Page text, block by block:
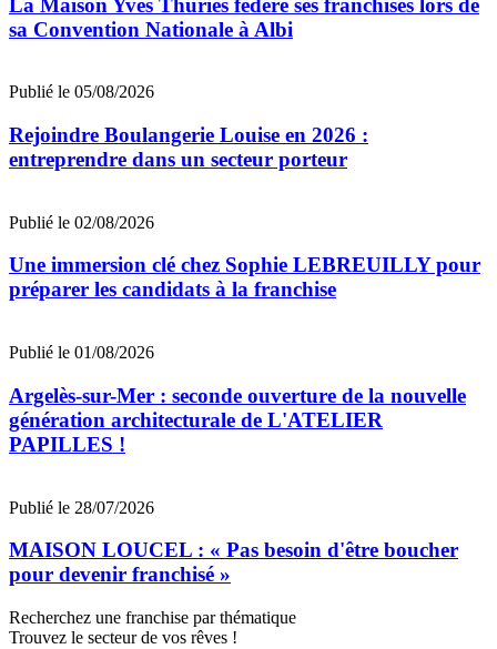
sa Convention Nationale à Albi
Publié le 05/08/2026
Rejoindre Boulangerie Louise en 2026 :
entreprendre dans un secteur porteur
Publié le 02/08/2026
Une immersion clé chez Sophie LEBREUILLY pour
préparer les candidats à la franchise
Publié le 01/08/2026
Argelès-sur-Mer : seconde ouverture de la nouvelle
génération architecturale de L'ATELIER
PAPILLES !
Publié le 28/07/2026
MAISON LOUCEL : « Pas besoin d'être boucher
pour devenir franchisé »
Recherchez une franchise par thématique
Trouvez le secteur de vos rêves !